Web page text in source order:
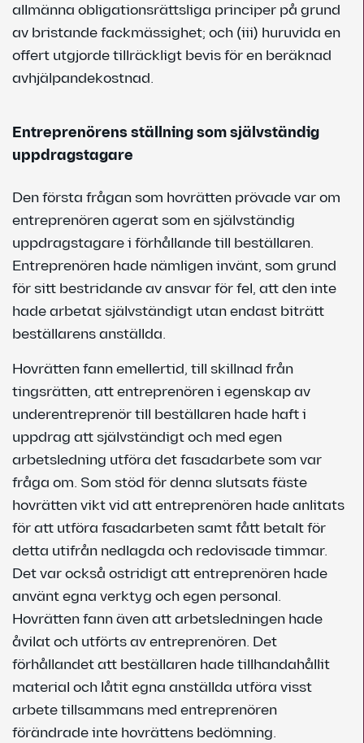
allmänna obligationsrättsliga principer på grund
av bristande fackmässighet; och (iii) huruvida en
offert utgjorde tillräckligt bevis för en beräknad
avhjälpandekostnad.
Entreprenörens ställning som självständig
uppdragstagare
Den första frågan som hovrätten prövade var om
entreprenören agerat som en självständig
uppdragstagare i förhållande till beställaren.
Entreprenören hade nämligen invänt, som grund
för sitt bestridande av ansvar för fel, att den inte
hade arbetat självständigt utan endast biträtt
beställarens anställda.
Hovrätten fann emellertid, till skillnad från
tingsrätten, att entreprenören i egenskap av
underentreprenör till beställaren hade haft i
uppdrag att självständigt och med egen
arbetsledning utföra det fasadarbete som var
fråga om. Som stöd för denna slutsats fäste
hovrätten vikt vid att entreprenören hade anlitats
för att utföra fasadarbeten samt fått betalt för
detta utifrån nedlagda och redovisade timmar.
Det var också ostridigt att entreprenören hade
använt egna verktyg och egen personal.
Hovrätten fann även att arbetsledningen hade
åvilat och utförts av entreprenören. Det
förhållandet att beställaren hade tillhandahållit
material och låtit egna anställda utföra visst
arbete tillsammans med entreprenören
förändrade inte hovrättens bedömning.